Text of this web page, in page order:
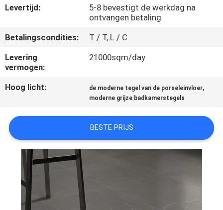
MET
ONS
VRAAG
OFFERTE
SITEMAP
PRIVACYBELEID
Levertijd:
5-8 bevestigt de werkdag na
ontvangen betaling
Betalingscondities:
T / T, L / C
Levering
vermogen:
21000sqm/day
Hoog licht: de moderne tegel van de porseleinvloer,
moderne grijze badkamerstegels
BESTE PRIJS